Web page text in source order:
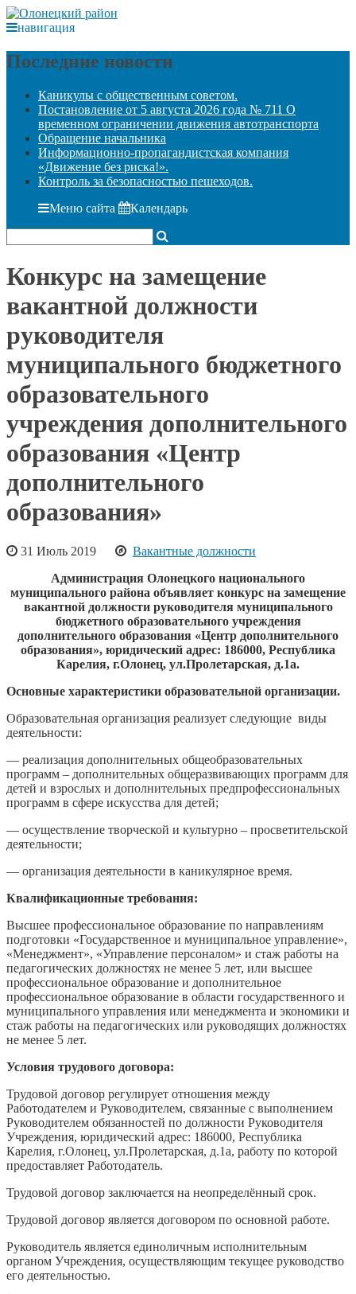
навигация
Последние новости
Каникулы с общественным советом.
Постановление от 5 августа 2026 года № 711 О
временном ограничении движения автотранспорта
Обращение начальника
Информационно-пропагандистская компания
«Движение без риска!».
Контроль за безопасностью пешеходов.
Меню сайта Календарь
Конкурс на замещение
вакантной должности
руководителя
муниципального бюджетного
образовательного
учреждения дополнительного
образования «Центр
дополнительного
образования»
31 Июль 2019
Вакантные должности
Администрация Олонецкого национального
муниципального района объявляет конкурс на замещение
вакантной должностируководителямуниципального
бюджетного образовательного учреждения
дополнительного образования «Центр дополнительного
образования», юридический адрес: 186000, Республика
Карелия, г.Олонец, ул.Пролетарская, д.1а.
Основные характеристики образовательной организации.
Образовательная организация реализует следующие виды
деятельности:
— реализация дополнительных общеобразовательных
программ – дополнительных общеразвивающих программ для
детей и взрослых и дополнительных предпрофессиональных
программ в сфере искусства для детей;
— осуществление творческой и культурно – просветительской
деятельности;
— организация деятельности в каникулярное время.
Квалификационные требования:
Высшее профессиональное образование по направлениям
подготовки «Государственное и муниципальное управление»,
«Менеджмент», «Управление персоналом» и стаж работы на
педагогических должностях не менее 5 лет, или высшее
профессиональное образование и дополнительное
профессиональное образование в области государственного и
муниципального управления или менеджмента и экономики и
стаж работы на педагогических или руководящих должностях
не менее 5 лет.
Условия трудового договора:
Трудовой договор регулирует отношения между
Работодателем и Руководителем, связанные с выполнением
Руководителем обязанностей по должности Руководителя
Учреждения, юридический адрес: 186000, Республика
Карелия, г.Олонец, ул.Пролетарская, д.1а, работу по которой
предоставляет Работодатель.
Трудовой договор заключается на неопределённый срок.
Трудовой договор является договором по основной работе.
Руководитель является единоличным исполнительным
органом Учреждения, осуществляющим текущее руководство
его деятельностью.